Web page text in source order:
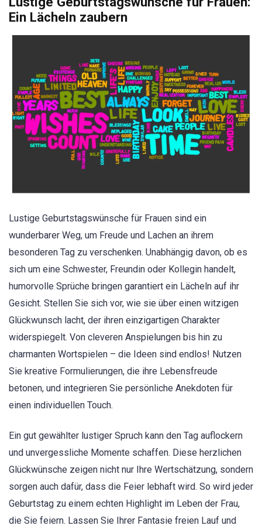
Ein Lächeln zaubern
Lustige Geburtstagswünsche für Frauen sind ein
wunderbarer Weg, um Freude und Lachen an ihrem
besonderen Tag zu verschenken. Unabhängig davon, ob es
sich um eine Schwester, Freundin oder Kollegin handelt,
humorvolle Sprüche bringen garantiert ein Lächeln auf ihr
Gesicht. Stellen Sie sich vor, wie sie über einen witzigen
Glückwunsch lacht, der ihren einzigartigen Charakter
widerspiegelt. Von cleveren Anspielungen bis hin zu
charmanten Wortspielen – die Ideen sind endlos! Nutzen
Sie kreative Formulierungen, die ihre Lebensfreude
betonen, und integrieren Sie persönliche Anekdoten für
einen individuellen Touch.
Ein gut gewählter lustiger Spruch kann den Tag auflockern
und unvergessliche Momente schaffen. Diese herzlichen
Glückwünsche zeigen nicht nur Ihre Wertschätzung, sondern
sorgen auch dafür, dass die Feier lebhaft wird. So wird jeder
Geburtstag zu einem echten Highlight im Leben der Frau,
die Sie feiern. Lassen Sie Ihrer Fantasie freien Lauf und